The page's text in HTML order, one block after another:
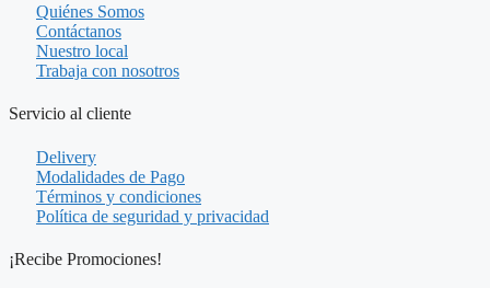
HUECOS
cantidad
Quiénes Somos
Contáctanos
Nuestro local
Trabaja con nosotros
Servicio al cliente
Delivery
Modalidades de Pago
Términos y condiciones
Política de seguridad y privacidad
¡Recibe Promociones!